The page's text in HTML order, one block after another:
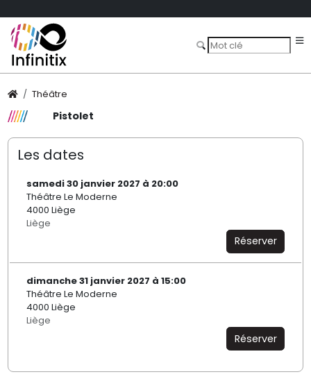
Théâtre
Pistolet
Les dates
samedi 30 janvier 2027 à 20:00
Théâtre Le Moderne
4000 Liège
Liège
Réserver
dimanche 31 janvier 2027 à 15:00
Théâtre Le Moderne
4000 Liège
Liège
Réserver